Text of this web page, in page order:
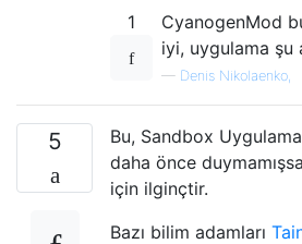
1
CyanogenMod
iyi, uygulama şu
— Denis Nikolaenko,
5
Bu, Sandbox
daha önce
için ilginçtir.
Bazı bilim adamları